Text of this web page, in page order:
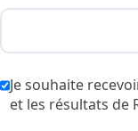
Je souhaite
et les résultats de